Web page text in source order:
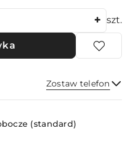
szt.
Zostaw telefon
(standard)